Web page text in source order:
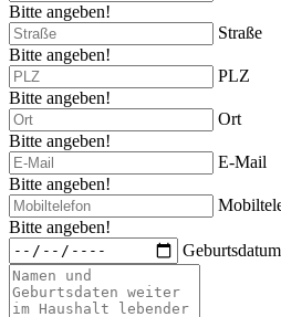
Bitte angeben!
Straße
Bitte angeben!
PLZ
Bitte angeben!
Ort
Bitte angeben!
E-Mail
Bitte angeben!
Bitte angeben!
Geburtsdatum